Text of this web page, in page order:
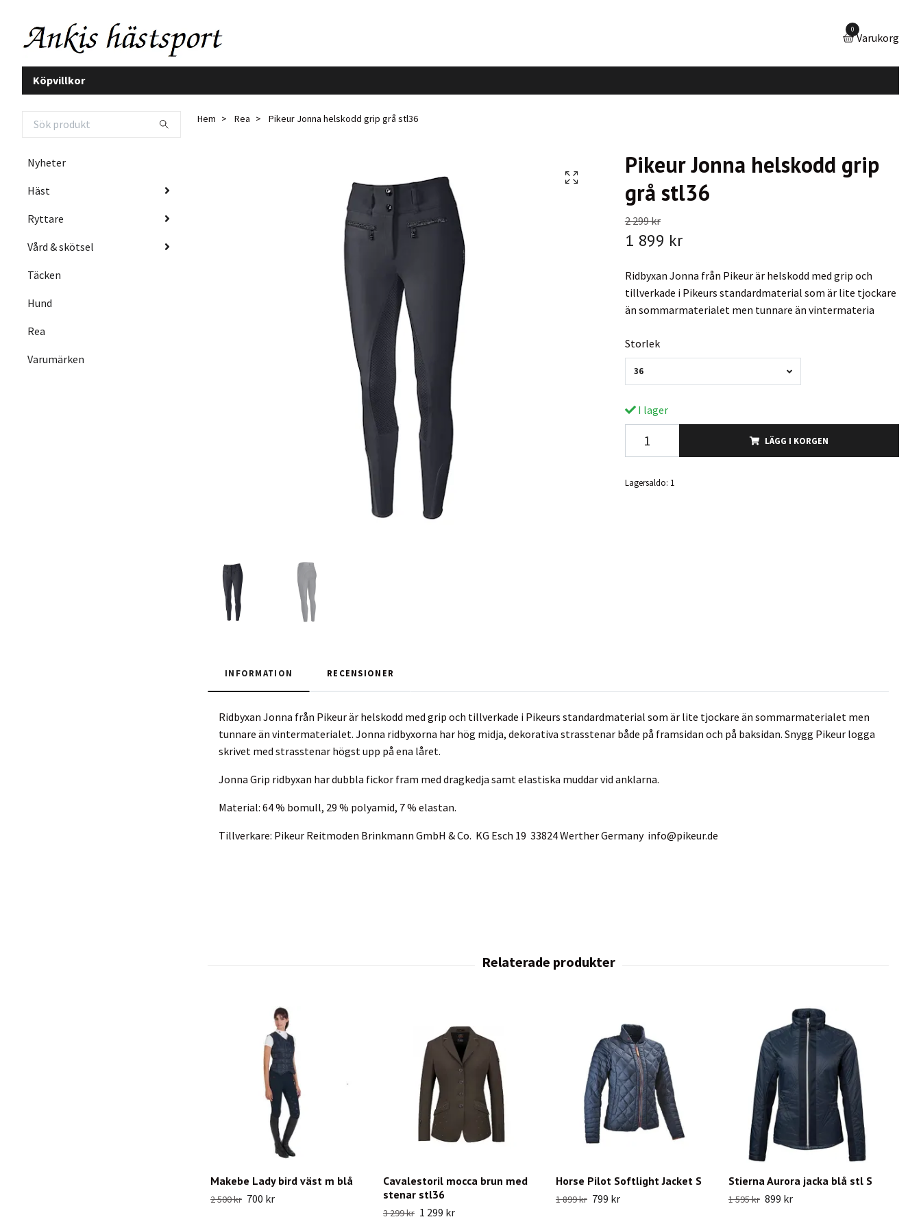
0
Varukorg
Köpvillkor
Nyheter
Häst
Ryttare
Vård & skötsel
Täcken
Hund
Rea
Varumärken
Hem Rea Pikeur Jonna helskodd grip grå stl36
Pikeur Jonna helskodd grip
grå stl36
2 299 kr
1 899 kr
Ridbyxan Jonna från Pikeur är helskodd med grip och
tillverkade i Pikeurs standardmaterial som är lite tjockare
än sommarmaterialet men tunnare än vintermateria
Storlek
36
I lager
LÄGG I KORGEN
Lagersaldo: 1
INFORMATION RECENSIONER
Ridbyxan Jonna från Pikeur är helskodd med grip och tillverkade i Pikeurs standardmaterial som är lite tjockare än sommarmaterialet men
tunnare än vintermaterialet. Jonna ridbyxorna har hög midja, dekorativa strasstenar både på framsidan och på baksidan. Snygg Pikeur logga
skrivet med strasstenar högst upp på ena låret.
Jonna Grip ridbyxan har dubbla fickor fram med dragkedja samt elastiska muddar vid anklarna.
Material: 64 % bomull, 29 % polyamid, 7 % elastan.
Tillverkare: Pikeur Reitmoden Brinkmann GmbH & Co. KG Esch 19 33824 Werther Germany info@pikeur.de
Makebe Lady bird väst m blå
2 500 kr 700 kr
Cavalestoril mocca brun med
stenar stl36
3 299 kr 1 299 kr
Horse Pilot Softlight Jacket S
1 899 kr 799 kr
Stierna Aurora jacka blå stl S
1 595 kr 899 kr